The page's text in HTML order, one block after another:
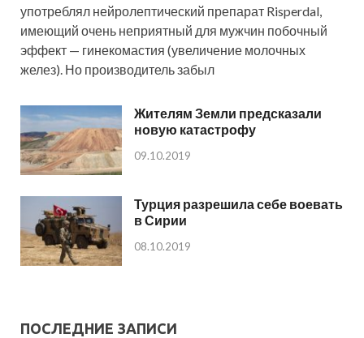
употреблял нейролептический препарат Risperdal,
имеющий очень неприятный для мужчин побочный
эффект — гинекомастия (увеличение молочных
желез). Но производитель забыл
Жителям Земли предсказали
новую катастрофу
09.10.2019
Турция разрешила себе воевать
в Сирии
08.10.2019
ПОСЛЕДНИЕ ЗАПИСИ